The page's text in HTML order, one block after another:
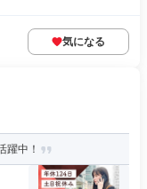
気になる
躍中！